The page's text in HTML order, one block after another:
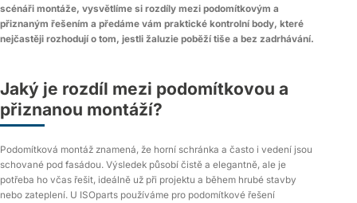
scénáři montáže, vysvětlíme si rozdíly mezi podomítkovým a
přiznaným řešením a předáme vám praktické kontrolní body, které
nejčastěji rozhodují o tom, jestli žaluzie poběží tiše a bez zadrhávání.
Jaký je rozdíl mezi podomítkovou a
přiznanou montáží?
Podomítková montáž znamená, že horní schránka a často i vedení jsou
schované pod fasádou. Výsledek působí čistě a elegantně, ale je
potřeba ho včas řešit, ideálně už při projektu a během hrubé stavby
nebo zateplení. U ISOparts používáme pro podomítkové řešení